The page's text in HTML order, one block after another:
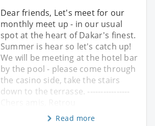
Dear friends, Let's meet for our
monthly meet up - in our usual
spot at the heart of Dakar's finest.
Summer is hear so let's catch up!
We will be meeting at the hotel bar
by the pool - please come through
the casino side, take the stairs
down to the terrasse. ----------------
Read more